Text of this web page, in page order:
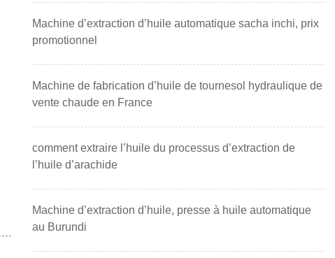
Machine d’extraction d’huile automatique sacha inchi, prix
promotionnel
Machine de fabrication d’huile de tournesol hydraulique de
vente chaude en France
comment extraire l’huile du processus d’extraction de
l’huile d’arachide
Machine d’extraction d’huile, presse à huile automatique
au Burundi